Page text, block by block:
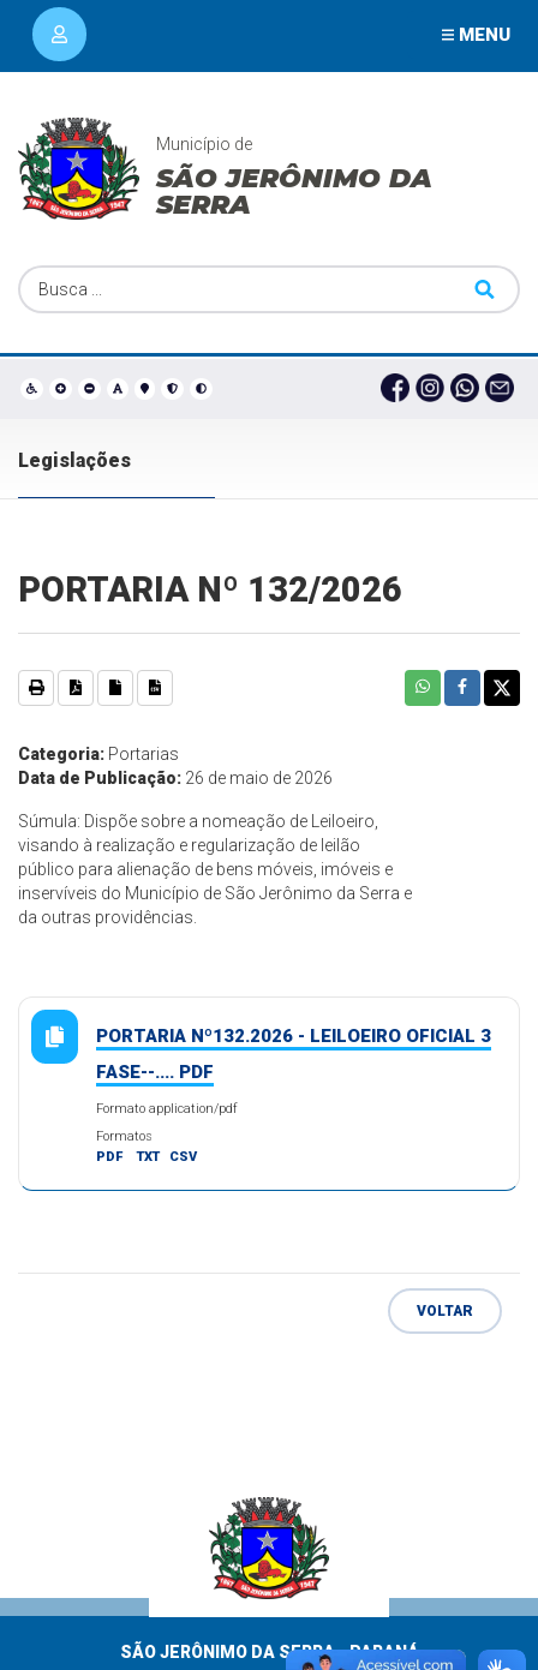
MENU
Município de
SÃO JERÔNIMO DA
SERRA
Legislações
PORTARIA Nº 132/2026
Categoria: Portarias
Data de Publicação: 26 de maio de 2026
Súmula: Dispõe sobre a nomeação de Leiloeiro,
visando à realização e regularização de leilão
público para alienação de bens móveis, imóveis e
inservíveis do Município de São Jerônimo da Serra e
da outras providências.
PORTARIA Nº132.2026 - LEILOEIRO OFICIAL 3
FASE--.... PDF
Formato application/pdf
Formatos
PDF
TXT CSV
VOLTAR
SÃO JERÔNIMO DA SERRA - PARANÁ